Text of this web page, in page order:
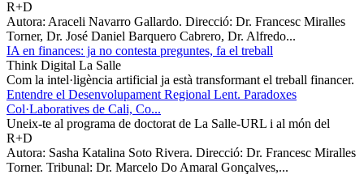
R+D
Autora: Araceli Navarro Gallardo. Direcció: Dr. Francesc Miralles
Torner, Dr. José Daniel Barquero Cabrero, Dr. Alfredo...
IA en finances: ja no contesta preguntes, fa el treball
Think Digital La Salle
Com la intel·ligència artificial ja està transformant el treball financer.
Entendre el Desenvolupament Regional Lent. Paradoxes
Col·Laboratives de Cali, Co...
Uneix-te al programa de doctorat de La Salle-URL i al món del
R+D
Autora: Sasha Katalina Soto Rivera. Direcció: Dr. Francesc Miralles
Torner. Tribunal: Dr. Marcelo Do Amaral Gonçalves,...